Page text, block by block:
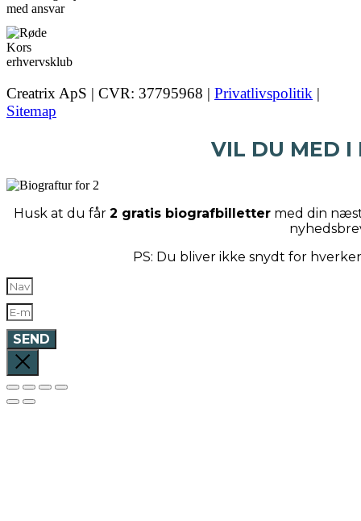
Creatrix ApS | CVR: 37795968 | Privatlivspolitik |
Sitemap
VIL DU MED I
Husk at du får 2 gratis biografbillettermed din
PS: Du bliver ikke snydt for
SEND